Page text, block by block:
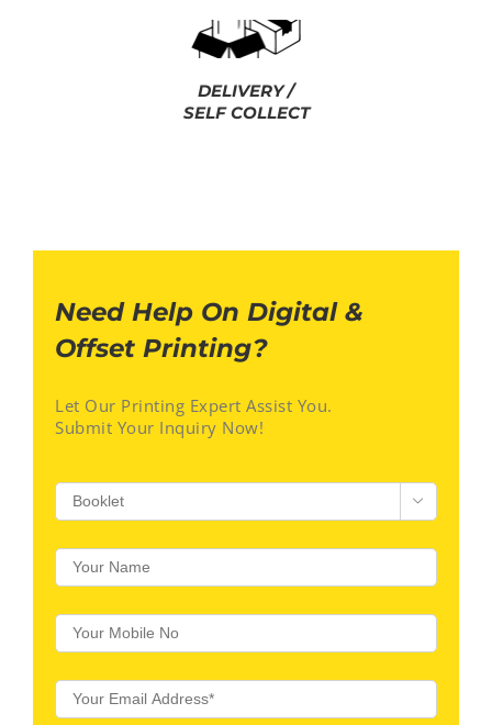
DELIVERY /
SELF COLLECT
Need Help On Digital &
Offset Printing?
Let Our Printing Expert Assist You.
Submit Your Inquiry Now!
